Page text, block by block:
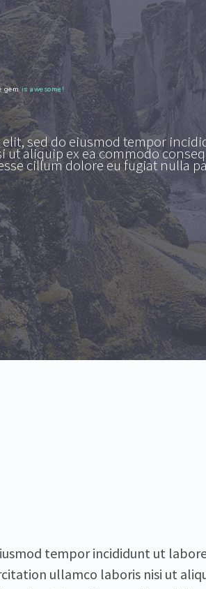
gemis awesome!
sed do eiusmod tempor
aliquip ex ea commodo
cillum dolore eu fugiat nulla
tempor incididunt ut
ullamco laboris nisi ut